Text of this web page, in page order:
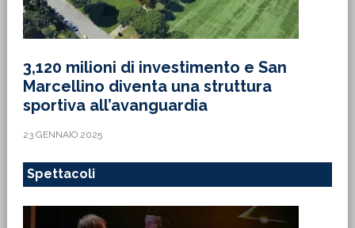
3,120 milioni di investimento e San
Marcellino diventa una struttura
sportiva all’avanguardia
23 GENNAIO 2025
Spettacoli